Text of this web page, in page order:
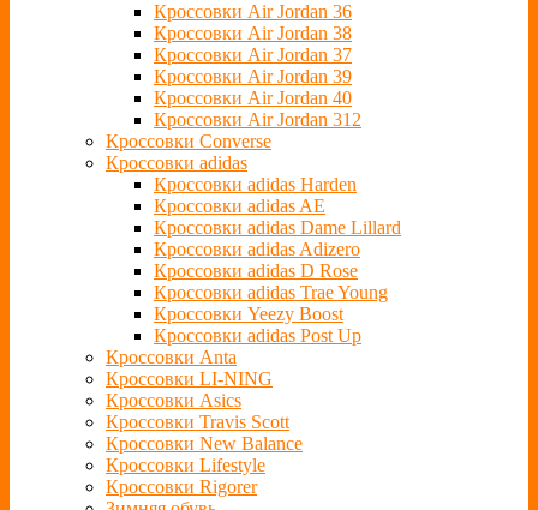
Кроссовки Air Jordan 36
Кроссовки Air Jordan 38
Кроссовки Air Jordan 37
Кроссовки Air Jordan 39
Кроссовки Air Jordan 40
Кроссовки Air Jordan 312
Кроссовки Converse
Кроссовки adidas
Кроссовки adidas Harden
Кроссовки adidas AE
Кроссовки adidas Dame Lillard
Кроссовки adidas Adizero
Кроссовки adidas D Rose
Кроссовки adidas Trae Young
Кроссовки Yeezy Boost
Кроссовки adidas Post Up
Кроссовки Anta
Кроссовки LI-NING
Кроссовки Asics
Кроссовки Travis Scott
Кроссовки New Balance
Кроссовки Lifestyle
Кроссовки Rigorer